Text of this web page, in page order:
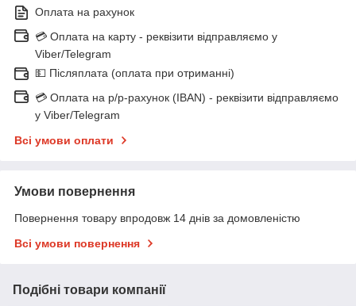
Оплата на рахунок
💳 Оплата на карту - реквізити відправляємо у
Viber/Telegram
💵 Післяплата (оплата при отриманні)
💳 Оплата на р/р-рахунок (IBAN) - реквізити відправляємо
у Viber/Telegram
Всі умови оплати
Умови повернення
Повернення товару впродовж 14 днів за домовленістю
Всі умови повернення
Подібні товари компанії